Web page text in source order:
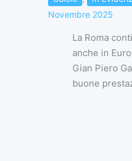
Novembre 2025
La Roma
anche in
Gian Piero
buone